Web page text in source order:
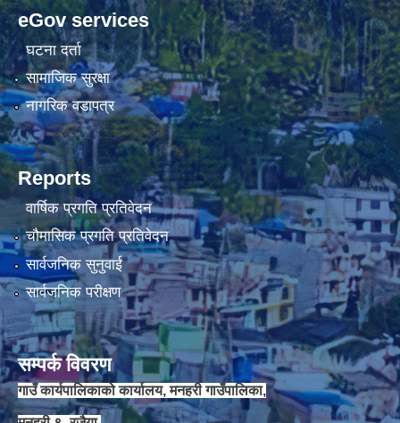
eGov services
घटना दर्ता
सामाजिक सुरक्षा
नागरिक वडापत्र
Reports
वार्षिक प्रगति प्रतिवेदन
चौमासिक प्रगति प्रतिवेदन
सार्वजनिक सुनुवाई
सार्वजनिक परीक्षण
सम्पर्क विवरण
गाउँ कार्यपालिकाको कार्यालय, मनहरी गाउँपालिका,